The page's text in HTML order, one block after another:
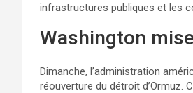
infrastructures publiques et les
Washington
Dimanche, l’administration
réouverture du détroit d’Ormuz.